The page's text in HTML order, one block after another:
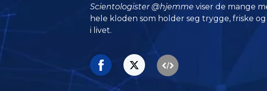
Scientologister @hjemme viser de mange
hele kloden som holder seg trygge, friske
i livet.